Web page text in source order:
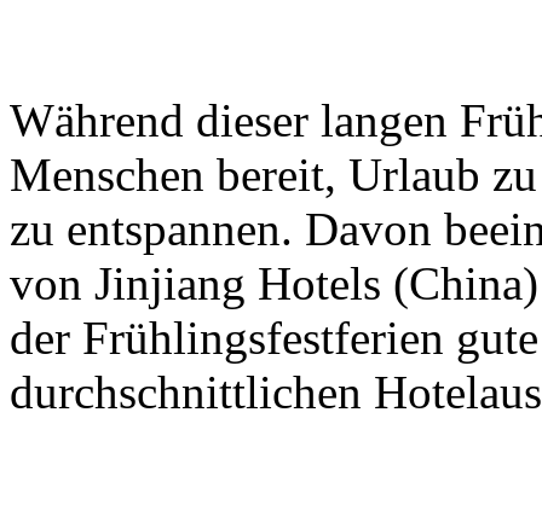
Während dieser langen
Menschen bereit, Urlaub
zu entspannen. Davon
von Jinjiang Hotels
der Frühlingsfestferien
durchschnittlichen